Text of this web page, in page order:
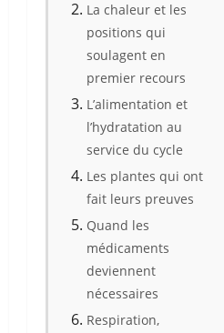
La chaleur et les
positions qui
soulagent en
premier recours
L’alimentation et
l’hydratation au
service du cycle
Les plantes qui ont
fait leurs preuves
Quand les
médicaments
deviennent
nécessaires
Respiration,